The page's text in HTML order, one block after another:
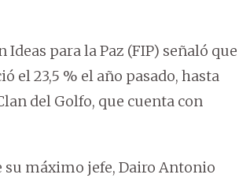
para la Paz (FIP) señaló que
el 23,5 % el año pasado, hasta
del Golfo, que cuenta con
su máximo jefe, Dairo Antonio